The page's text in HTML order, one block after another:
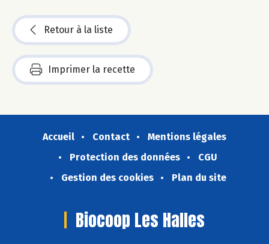
Retour à la liste
Imprimer la recette
Accueil Contact
Mentions légales
Protection des données
CGU
Gestion des cookies
Plan du site
Biocoop Les Halles